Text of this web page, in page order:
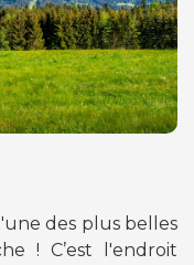
des plus belles
! C’est l'endroit